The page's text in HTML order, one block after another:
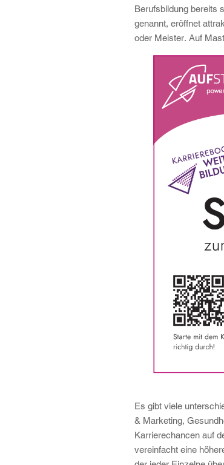
Berufsbildung bereits
genannt, eröffnet
oder Meister. Auf
Es gibt viele
& Marketing,
Karrierechancen auf
vereinfacht eine